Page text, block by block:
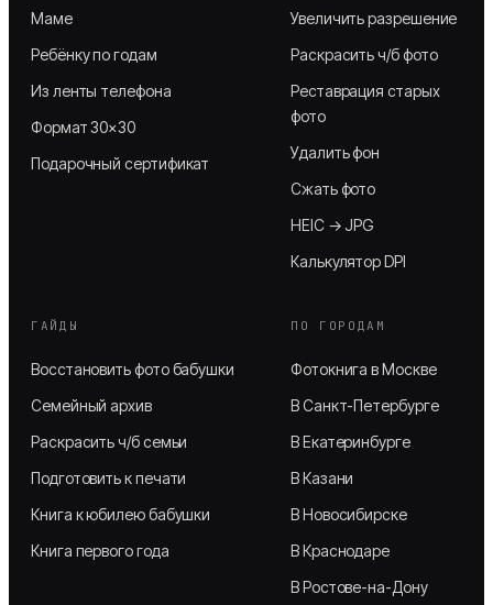
Маме
Ребёнку по годам
Из ленты телефона
Формат 30×30
Подарочный сертификат
Увеличить разрешение
Раскрасить ч/б фото
Реставрация старых
фото
Удалить фон
Сжать фото
HEIC → JPG
Калькулятор DPI
ГАЙДЫ
Восстановить фото бабушки
Семейный архив
Раскрасить ч/б семьи
Подготовить к печати
Книга к юбилею бабушки
Книга первого года
ПО ГОРОДАМ
Фотокнига в Москве
В Санкт-Петербурге
В Екатеринбурге
В Казани
В Новосибирске
В Краснодаре
В Ростове-на-Дону